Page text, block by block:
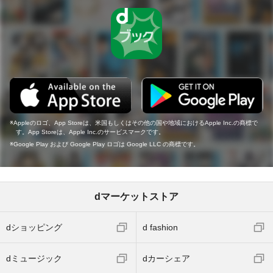
Appleのロゴ、App Storeは、米国もしくはその他の国や地域におけるApple Inc.の商標で
す。App Storeは、Apple Inc.のサービスマークです。
Google Play および Google Play ロゴは Google LLC の商標です。
dマーケットストア
dショッピング d fashion
dミュージック dカーシェア